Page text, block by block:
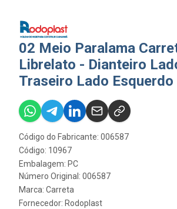
02 Meio Paralama
Librelato - Dianteiro
Traseiro Lado Esquerdo
Código do Fabricante: 006587
Código: 10967
Embalagem: PC
Número Original: 006587
Marca: Carreta
Fornecedor: Rodoplast